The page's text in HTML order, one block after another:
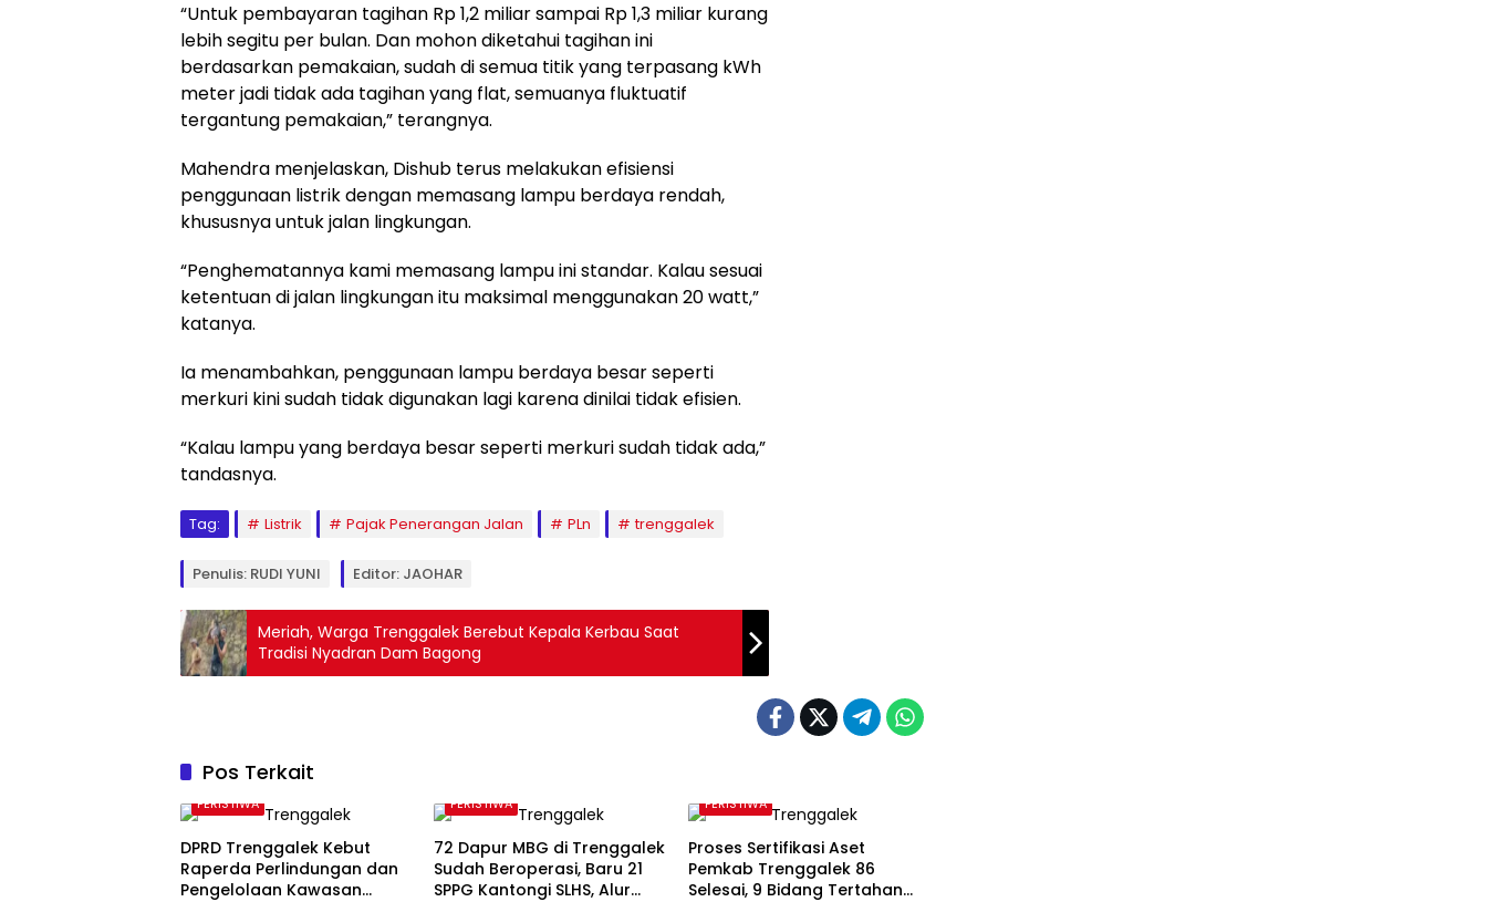
“Untuk pembayaran tagihan Rp 1,2 miliar sampai Rp 1,3 miliar kurang
lebih segitu per bulan. Dan mohon diketahui tagihan ini
berdasarkan pemakaian, sudah di semua titik yang terpasang kWh
meter jadi tidak ada tagihan yang flat, semuanya fluktuatif
tergantung pemakaian,” terangnya.
Mahendra menjelaskan, Dishub terus melakukan efisiensi
penggunaan listrik dengan memasang lampu berdaya rendah,
khususnya untuk jalan lingkungan.
“Penghematannya kami memasang lampu ini standar. Kalau sesuai
ketentuan di jalan lingkungan itu maksimal menggunakan 20 watt,”
katanya.
Ia menambahkan, penggunaan lampu berdaya besar seperti
merkuri kini sudah tidak digunakan lagi karena dinilai tidak efisien.
“Kalau lampu yang berdaya besar seperti merkuri sudah tidak ada,”
tandasnya.
Tag: Listrik Pajak Penerangan Jalan PLn trenggalek
Penulis: RUDI YUNI Editor: JAOHAR
Meriah, Warga Trenggalek Berebut Kepala Kerbau Saat
Tradisi Nyadran Dam Bagong
Pos Terkait
PERISTIWA
DPRD Trenggalek Kebut
Raperda Perlindungan dan
Pengelolaan Kawasan
PERISTIWA
72 Dapur MBG di Trenggalek
Sudah Beroperasi, Baru 21
SPPG Kantongi SLHS, Alur
PERISTIWA
Proses Sertifikasi Aset
Pemkab Trenggalek 86
Selesai, 9 Bidang Tertahan